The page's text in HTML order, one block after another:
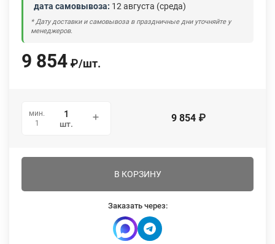
дата самовывоза: 12 августа (среда)
* Дату доставки и самовывоза в праздничные дни уточняйте у
менеджеров.
9 854 ₽/шт.
мин.
1
шт. 9 854 ₽
В КОРЗИНУ
Заказать через: